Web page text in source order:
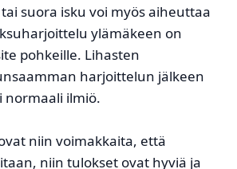
suora isku voi myös aiheuttaa
ylämäkeen on
pohkeille. Lihasten
harjoittelun jälkeen
normaali ilmiö.
niin voimakkaita, että
niin tulokset ovat hyviä ja